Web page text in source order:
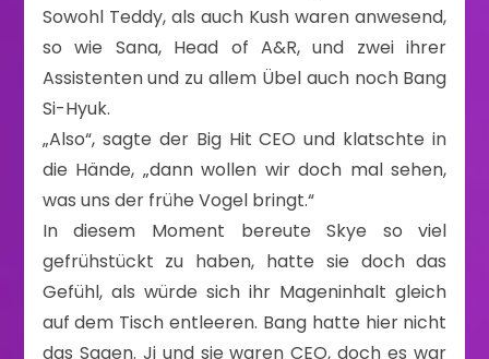
Sowohl Teddy, als auch Kush waren anwesend,
so wie Sana, Head of A&R, und zwei ihrer
Assistenten und zu allem Übel auch noch Bang
Si-Hyuk.
„Also“, sagte der Big Hit CEO und klatschte in
die Hände, „dann wollen wir doch mal sehen,
was uns der frühe Vogel bringt.“
In diesem Moment bereute Skye so viel
gefrühstückt zu haben, hatte sie doch das
Gefühl, als würde sich ihr Mageninhalt gleich
auf dem Tisch entleeren. Bang hatte hier nicht
das Sagen. Ji und sie waren CEO, doch es war